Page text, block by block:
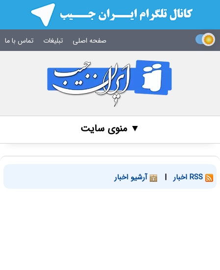
صفحه اصلی تبلیغات تماس با ما
▼ منوی سایت
| آرشیو اخبار